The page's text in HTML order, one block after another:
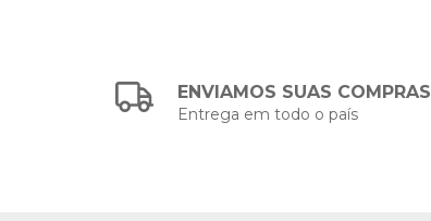
ENVIAMOS SUAS COMPRAS
Entrega em todo o país